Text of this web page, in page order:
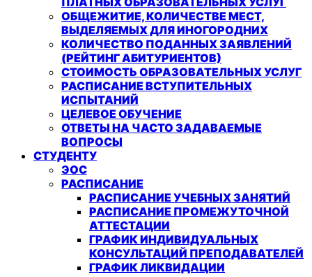
ОБЩЕЖИТИЕ, КОЛИЧЕСТВЕ МЕСТ,
ВЫДЕЛЯЕМЫХ ДЛЯ ИНОГОРОДНИХ
КОЛИЧЕСТВО ПОДАННЫХ ЗАЯВЛЕНИЙ
(РЕЙТИНГ АБИТУРИЕНТОВ)
СТОИМОСТЬ ОБРАЗОВАТЕЛЬНЫХ УСЛУГ
РАСПИСАНИЕ ВСТУПИТЕЛЬНЫХ
ИСПЫТАНИЙ
ЦЕЛЕВОЕ ОБУЧЕНИЕ
ОТВЕТЫ НА ЧАСТО ЗАДАВАЕМЫЕ
ВОПРОСЫ
СТУДЕНТУ
ЭОС
РАСПИСАНИЕ
РАСПИСАНИЕ УЧЕБНЫХ ЗАНЯТИЙ
РАСПИСАНИЕ ПРОМЕЖУТОЧНОЙ
АТТЕСТАЦИИ
ГРАФИК ИНДИВИДУАЛЬНЫХ
КОНСУЛЬТАЦИЙ ПРЕПОДАВАТЕЛЕЙ
ГРАФИК ЛИКВИДАЦИИ